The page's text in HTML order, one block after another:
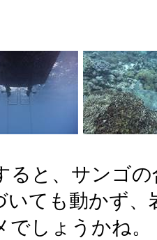
ると、サンゴ
いても動かず、
しょうかね。